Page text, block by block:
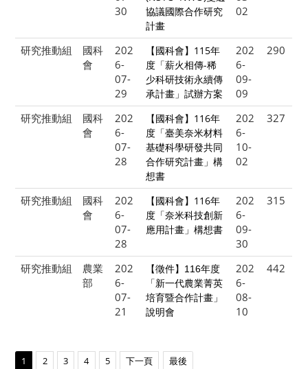
30
協議國際合作研究
計畫
02
研究推動組
國科
會
202
6-
07-
29
【國科會】115年
度「薪火相傳-稀
少科研技術永續傳
承計畫」試辦方案
202
6-
09-
09
290
研究推動組
國科
會
202
6-
07-
28
【國科會】116年
度「臺美奈米材料
基礎科學研發共同
合作研究計畫」構
想書
202
6-
10-
02
327
研究推動組
國科
會
202
6-
07-
28
【國科會】116年
度「奈米科技創新
應用計畫」構想書
202
6-
09-
30
315
研究推動組
農業
部
202
6-
07-
21
【徵件】116年度
「新一代農業菁英
培育暨合作計畫」
說明會
202
6-
08-
10
442
1 2 3 4 5 下一頁 最後